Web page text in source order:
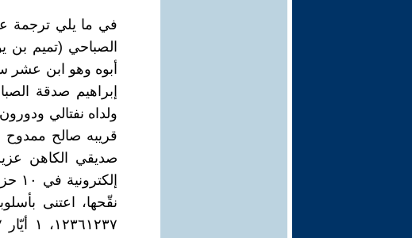
في ما يلي ترجمة
أبوه وهو ابن عشر
إبراهيم صدقة
ولداه نفتالي
قريبه صالح ممدوح
صديقي الكاهن
نقّحها، اعتنى